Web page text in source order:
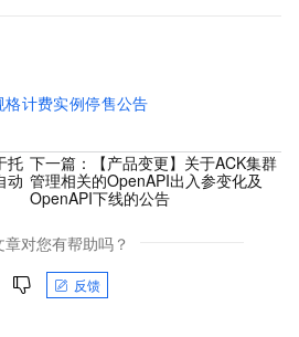
格计费实例停售公告
托
动
下一篇：
【产品变更】关于ACK集群
管理相关的OpenAPI出入参变化及
OpenAPI下线的公告
章对您有帮助吗？
反馈